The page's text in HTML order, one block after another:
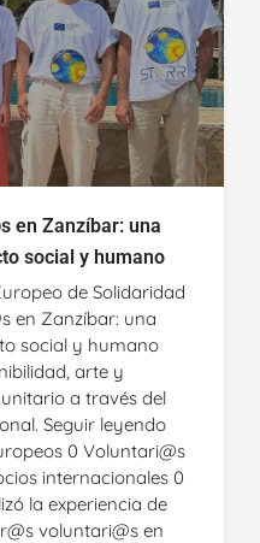
en Zanzíbar: una
social y humano
de Solidaridad
en Zanzíbar: una
social y humano
arte y
a través del
Seguir leyendo
0 Voluntari@s
internacionales 0
la experiencia de
voluntari@s en